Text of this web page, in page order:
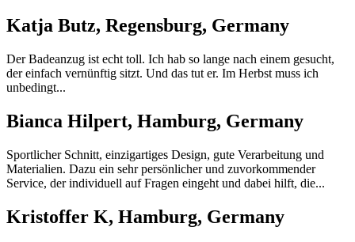
Katja Butz, Regensburg, Germany
Der Badeanzug ist echt toll. Ich hab so lange nach einem gesucht,
der einfach vernünftig sitzt. Und das tut er. Im Herbst muss ich
unbedingt...
Bianca Hilpert, Hamburg, Germany
Sportlicher Schnitt, einzigartiges Design, gute Verarbeitung und
Materialien. Dazu ein sehr persönlicher und zuvorkommender
Service, der individuell auf Fragen eingeht und dabei hilft, die...
Kristoffer K, Hamburg, Germany